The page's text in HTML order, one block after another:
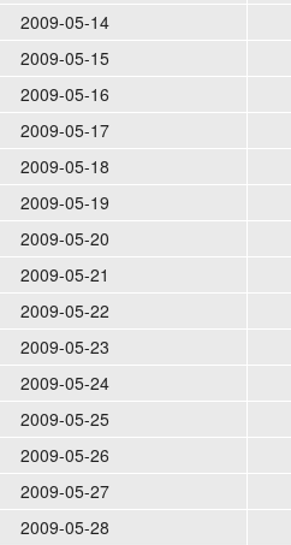
2009-05-14
2009-05-15
2009-05-16
2009-05-17
2009-05-18
2009-05-19
2009-05-20
2009-05-21
2009-05-22
2009-05-23
2009-05-24
2009-05-25
2009-05-26
2009-05-27
2009-05-28